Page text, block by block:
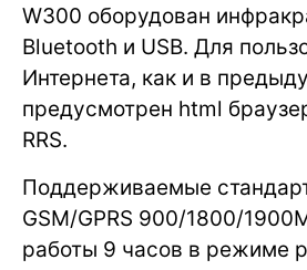
W300 оборудован
Bluetooth и USB. Для
Интернета, как и в
предусмотрен html
RRS.
Поддерживаемые
GSM/GPRS 900/1800/
работы 9 часов в режиме